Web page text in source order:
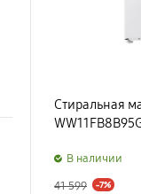
Стиральная
B наличии
41 599 -7%